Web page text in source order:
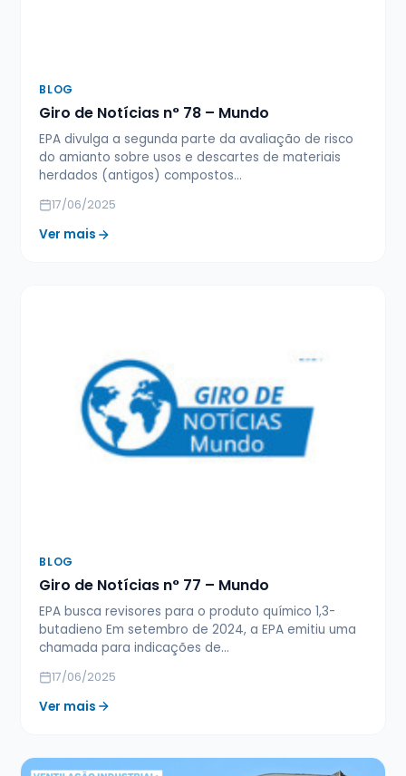
BLOG
Giro de Notícias n° 78 – Mundo
EPA divulga a segunda parte da avaliação de risco
do amianto sobre usos e descartes de materiais
herdados (antigos) compostos…
17/06/2025
Ver mais
BLOG
Giro de Notícias n° 77 – Mundo
EPA busca revisores para o produto químico 1,3-
butadieno Em setembro de 2024, a EPA emitiu uma
chamada para indicações de…
17/06/2025
Ver mais